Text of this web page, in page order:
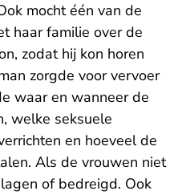
mocht één van de
haar familie over de
zodat hij kon horen
zorgde voor vervoer
waar en wanneer de
welke seksuele
en hoeveel de
Als de vrouwen niet
of bedreigd. Ook